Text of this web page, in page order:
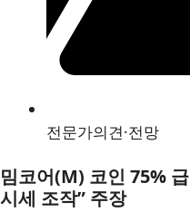
전문가의견·전망
밈코어(M) 코인 75%
시세 조작” 주장